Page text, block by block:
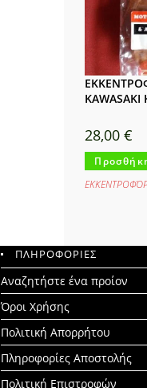
KAWASAKI
28,00€
ΠΛΗΡΟΦΟΡΙΕΣ
Αναζητήστε ένα προίον
Search
for:
Όροι Χρήσης
Πολιτική Απορρήτου
Πληροφορίες Αποστολής
Πολιτική Επιστροφών